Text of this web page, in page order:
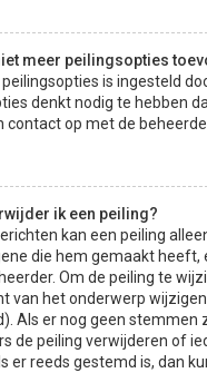
meer peilingsopties
is ingesteld
denkt nodig te hebben
contact op met de
ik een peiling?
kan een peiling
die hem gemaakt heeft,
Om de peiling te
van het onderwerp
Als er nog geen stemmen
de peiling verwijderen of
er reeds gestemd is, dan